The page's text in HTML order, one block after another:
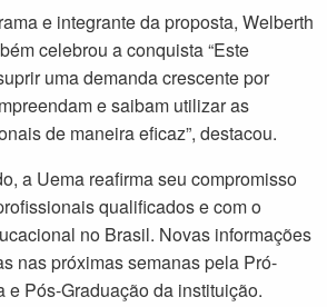
e integrante da proposta, Welberth
celebrou a conquista “Este
uma demanda crescente por
e saibam utilizar as
de maneira eficaz”, destacou.
a Uema reafirma seu compromisso
qualificados e com o
no Brasil. Novas informações
nas próximas semanas pela Pró-
e Pós-Graduação da instituição.